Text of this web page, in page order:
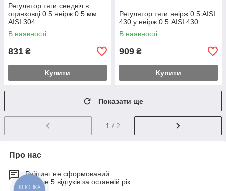
Регулятор тяги сендвіч в
оцинковці 0.5 неірж 0.5 мм
AISI 304
В наявності
831 ₴
Купити
Регулятор тяги неірж 0.5 AISI
430 у неірж 0.5 AISI 430
В наявності
909 ₴
Купити
Показати ще
1 / 2
Про нас
Рейтинг не сформований
Менше 5 відгуків за останній рік
КНОПКА